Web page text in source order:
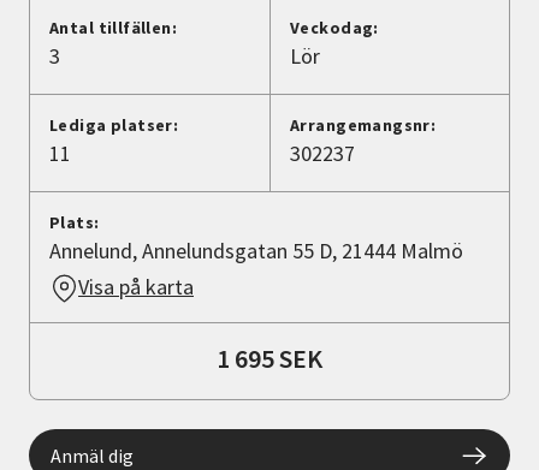
Lyssna
Antal tillfällen:
3
Veckodag:
Lör
Lediga platser:
11
Arrangemangsnr:
302237
Plats:
Annelund, Annelundsgatan 55 D, 21444 Malmö
Visa på karta
1 695 SEK
Anmäl dig